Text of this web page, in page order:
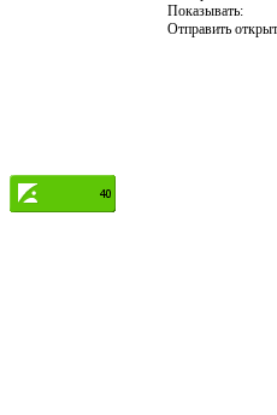
Показывать:
Отправить